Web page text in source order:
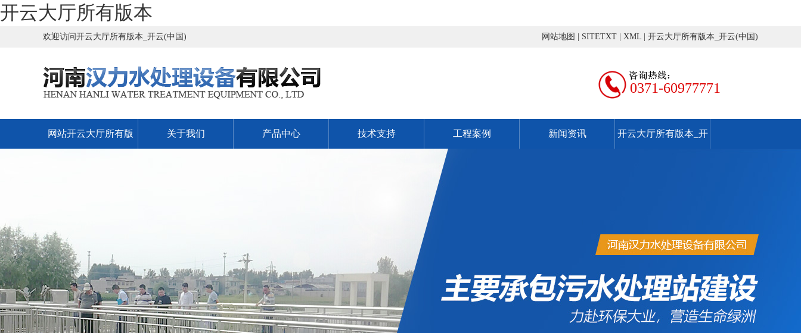
开云大厅所有版本
欢迎访问开云大厅所有版本_开云(中国) 网站地图 SITETXT XML 开云大厅所有版本_开云(中国)
0371-60977771
网站开云大厅所有版 关于我们 产品中心 技术支持 工程案例 新闻资讯 开云大厅所有版本_开